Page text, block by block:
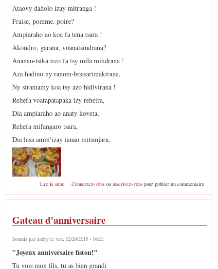
Ataovy daholo izay mitranga !
Fraise, pomme, poire?
Ampiaraho ao koa fa tena tsara !
Akondro, garana, voanatsindrana?
Ananan-tsika ireo fa tsy mila mindrana !
Aza hadino ny ranom-boasarimakirana,
Ny siramamy koa tsy azo hidivirana !
Rehefa voatapatapaka izy rehetra,
Dia ampiaraho ao anaty koveta,
Rehefa mifangaro tsara,
Dia lasa amin’izay ianao mitsinjara,
Lire la suite de Salade de fruits
Connectez-vousou inscrivez-vouspour publier un commentaire
Gateau d'anniversaire
Soumis par andry le ven, 02/20/2015 - 06:21
"Joyeux anniversaire fiston!"
Tu vois mon fils, tu as bien grandi